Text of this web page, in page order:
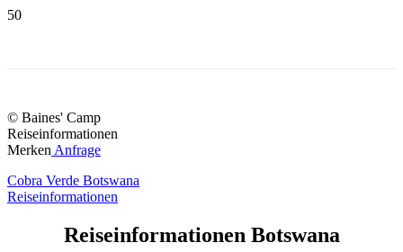
© Baines' Camp
Reiseinformationen
Merken Anfrage
Cobra Verde Botswana
Reiseinformationen
Reiseinformationen Botswana